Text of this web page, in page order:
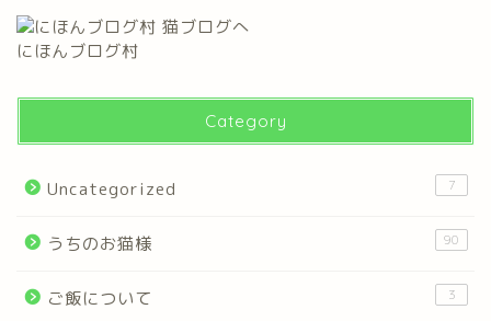
にほんブログ村
Category
Uncategorized 7
うちのお猫様 90
ご飯について 3